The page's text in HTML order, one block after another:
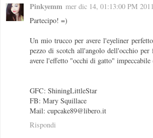
Pinkyemm mer dic 14, 01:13:00 PM 2011
Partecipo! =)
Un mio trucco per avere l'eyeliner
pezzo di scotch all'angolo dell'occhio
avere l'effetto "occhi di gatto" impeccabile
GFC: ShiningLittleStar
FB: Mary Squillace
Mail: cupcake89@libero.it
Rispondi